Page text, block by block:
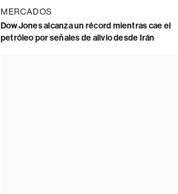
MERCADOS
Dow Jones alcanza un récord mientras cae el
petróleo por señales de alivio desde Irán